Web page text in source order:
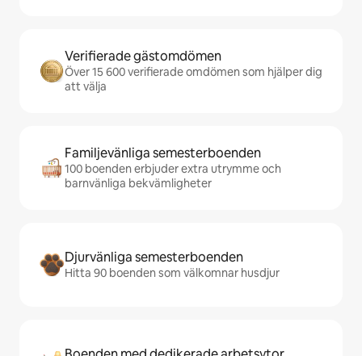
Verifierade gästomdömen
Över 15 600 verifierade omdömen som hjälper dig
att välja
Familjevänliga semesterboenden
100 boenden erbjuder extra utrymme och
barnvänliga bekvämligheter
Djurvänliga semesterboenden
Hitta 90 boenden som välkomnar husdjur